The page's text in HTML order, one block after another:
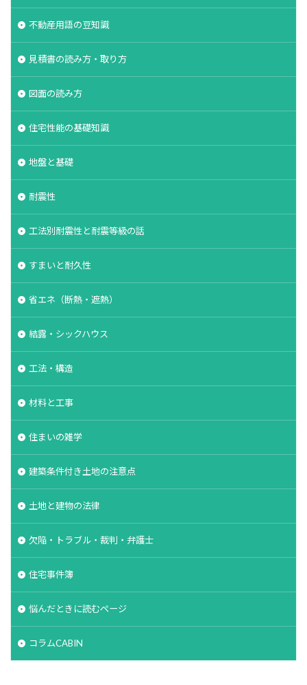
不動産用語の豆知識
見積書の読み方・取り方
図面の読み方
住宅性能の基礎知識
地盤と基礎
耐震性
工法別耐震性と耐震等級の話
すまいと耐久性
省エネ（断熱・遮熱）
結露・シックハウス
工法・構造
材料と工事
住まいの雑学
建築条件付き土地の注意点
土地と建物の法律
欠陥・トラブル・裁判・弁護士
住宅事件簿
悩んだときに読むページ
コラムCABIN